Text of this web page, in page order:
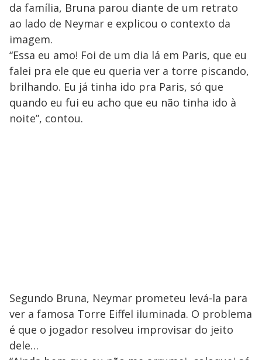
da família, Bruna parou diante de um retrato
ao lado de Neymar e explicou o contexto da
imagem.
“Essa eu amo! Foi de um dia lá em Paris, que eu
falei pra ele que eu queria ver a torre piscando,
brilhando. Eu já tinha ido pra Paris, só que
quando eu fui eu acho que eu não tinha ido à
noite”, contou.
Segundo Bruna, Neymar prometeu levá-la para
ver a famosa Torre Eiffel iluminada. O problema
é que o jogador resolveu improvisar do jeito
dele…